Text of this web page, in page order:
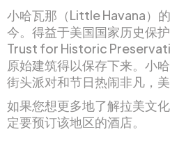
小哈瓦那（Little Havana）
今。得益于美国国家历史保
Trust for Historic
原始建筑得以保存下来。小
街头派对和节日热闹非凡，
如果您想更多地了解拉美文
定要预订该地区的酒店。